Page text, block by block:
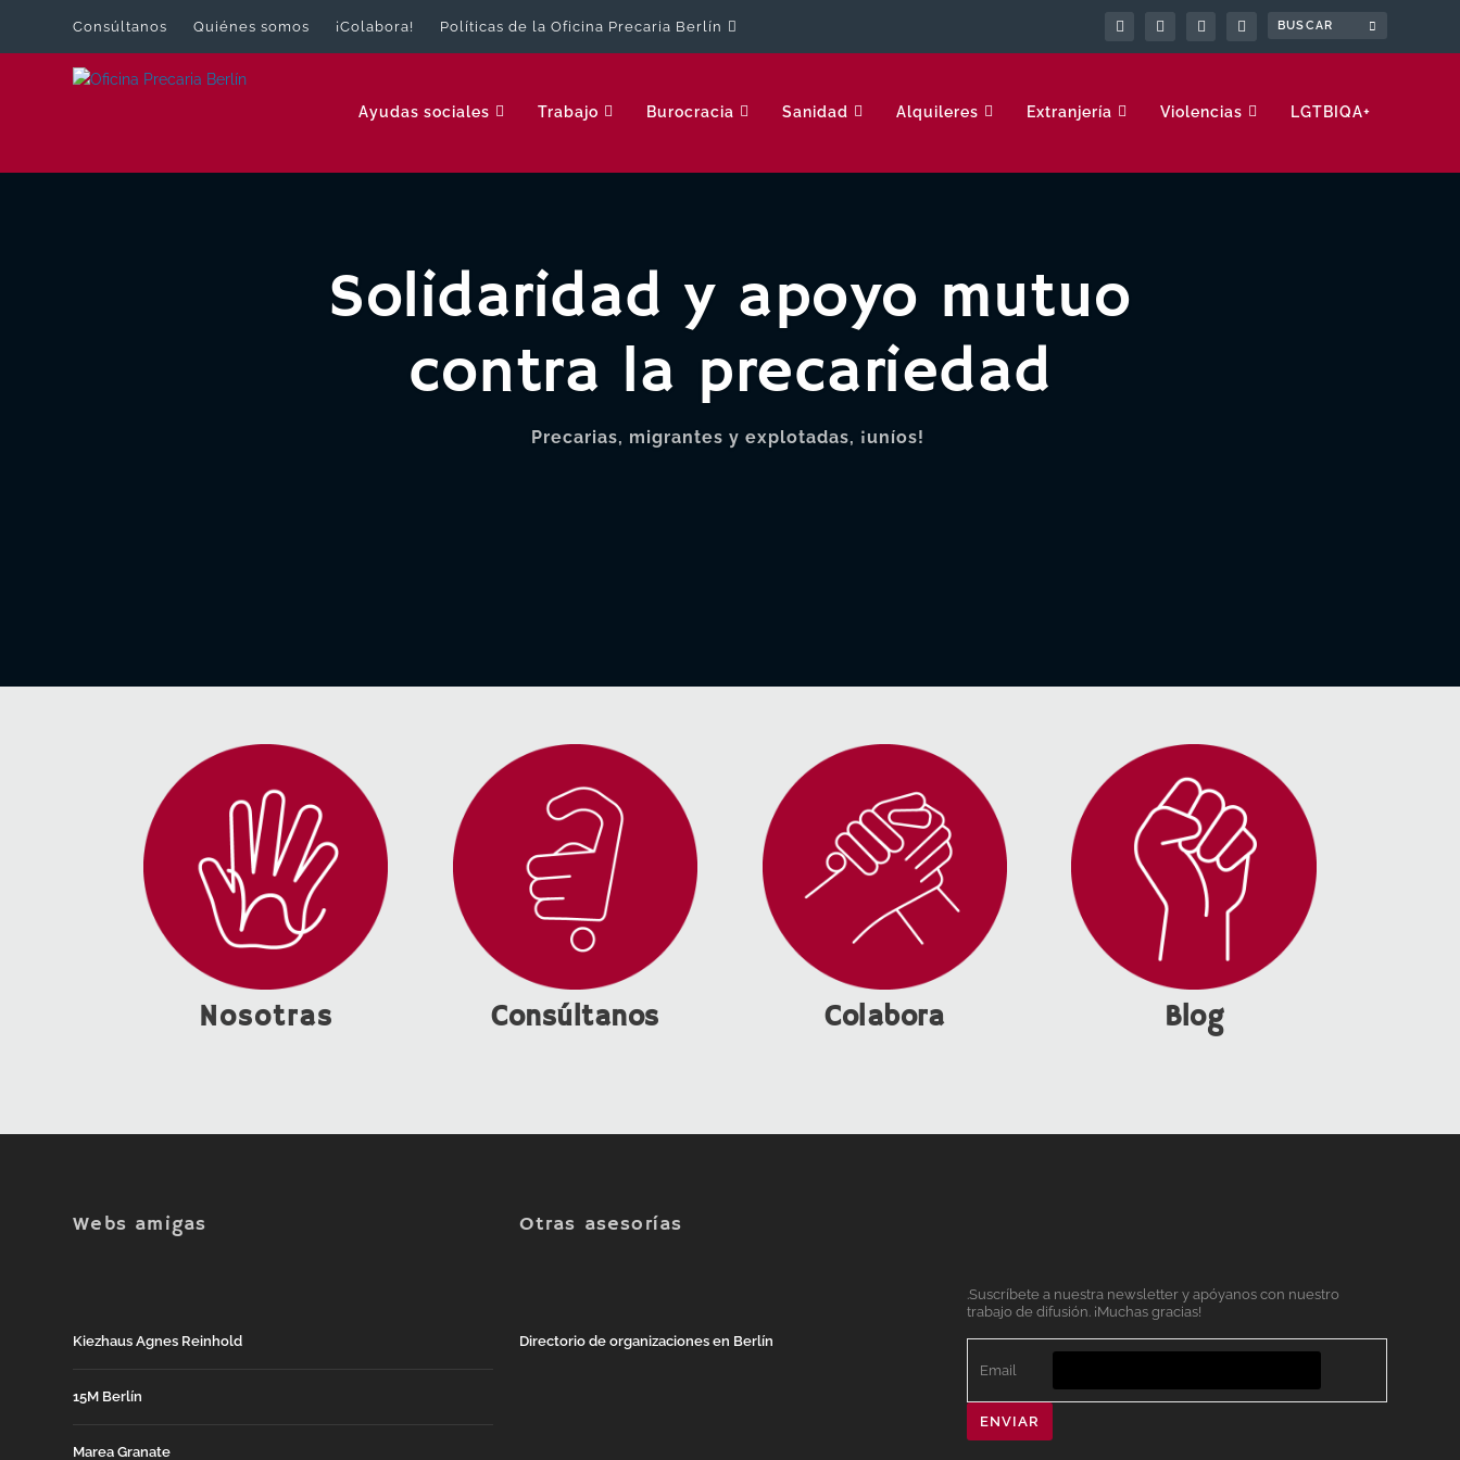
Consúltanos Quiénes somos ¡Colabora! Políticas de la Oficina Precaria Berlín
Ayudas sociales Trabajo Burocracia Sanidad Alquileres Extranjería Violencias LGTBIQA+
Solidaridad y apoyo mutuo
contra la precariedad
Precarias, migrantes y explotadas, ¡uníos!
Nosotras Consúltanos Colabora Blog
Webs amigas
Kiezhaus Agnes Reinhold
15M Berlín
Marea Granate
Otras asesorías
Directorio de organizaciones en Berlín
.Suscríbete a nuestra newsletter y apóyanos con nuestro
trabajo de difusión. ¡Muchas gracias!
Email
ENVIAR